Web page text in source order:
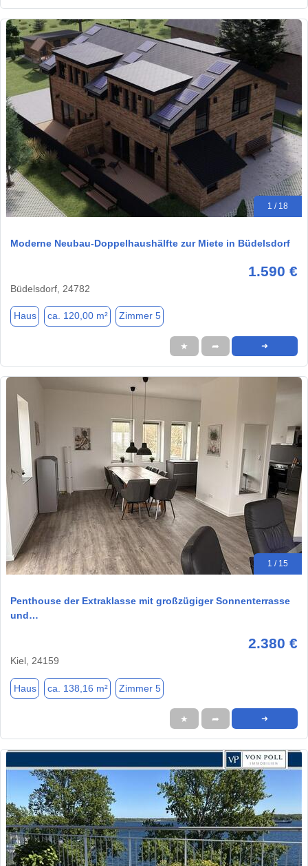
1 / 18
Moderne Neubau-Doppelhaushälfte zur Miete in Büdelsdorf
1.590 €
Büdelsdorf, 24782
Haus ca. 120,00 m² Zimmer 5
★ ➦ ➜
1 / 15
Penthouse der Extraklasse mit großzügiger Sonnenterrasse
und…
2.380 €
Kiel, 24159
Haus ca. 138,16 m² Zimmer 5
★ ➦ ➜